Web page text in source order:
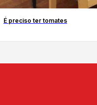
É preciso ter tomates